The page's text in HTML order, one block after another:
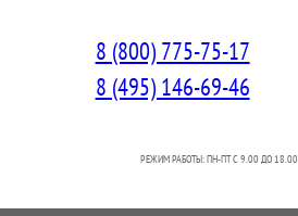
8 (800) 775-75-17
8 (495) 146-69-46
РЕЖИМ РАБОТЫ: ПН-ПТ C 9.00 ДО 18.00